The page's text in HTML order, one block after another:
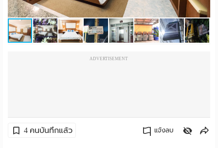
ห้อง
พัก
ราย
ADVERTISEMENT
4 คนบันทึกแล้ว แจ้งลบ